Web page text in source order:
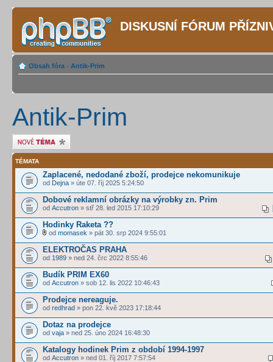
DISKUSNÍ FÓRUM
Obsah fóra ‹ Antik-Prim
Antik-Prim
Odeslat nové téma
TÉMATA
Zaplacené, nedodané zboží, prodejce nekomunikuje
od Dejna » úte 07. říj 2025 5:24:50
Dobové reklamní obrázky na výrobky zn. Prim
od Accutron » stř 28. led 2015 17:10:29
Hodinky Raketa ??
od momasek » pát 30. srp 2024 9:55:01
ELEKTROČAS PRAHA
od 1989 » ned 24. črc 2022 8:55:46
Budík PRIM EX60
od Accutron » sob 12. lis 2022 10:46:43
Prodejce nereaguje.
od redhrad » pon 22. kvě 2023 17:18:44
Dotaz na prodejce
od vaja » ned 25. úno 2024 16:48:30
Katalogy hodinek Prim z období 1994-1997
od Accutron » ned 01. říj 2017 7:57:54